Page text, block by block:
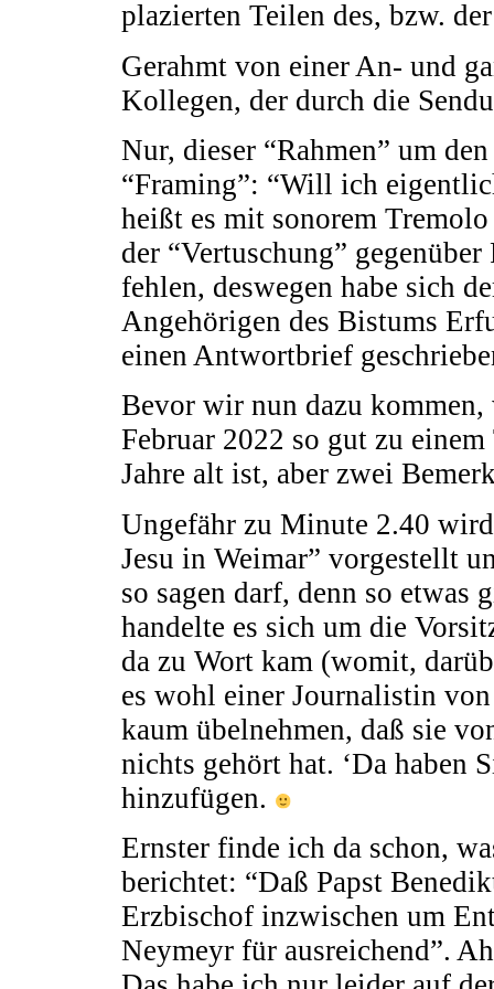
plazierten Teilen des, bzw.
Gerahmt von einer An- und
Kollegen, der durch die
Nur, dieser “Rahmen” um
“Framing”: “Will ich
heißt es mit sonorem
der “Vertuschung”
fehlen, deswegen habe sich
Angehörigen des Bistums
einen Antwortbrief
Bevor wir nun dazu kommen,
Februar 2022 so gut zu
Jahre alt ist, aber zwei
Ungefähr zu Minute 2.40
Jesu in Weimar” vorgestellt
so sagen darf, denn so
handelte es sich um die
da zu Wort kam (womit,
es wohl einer Journalistin
kaum übelnehmen, daß sie
nichts gehört hat. ‘Da haben
hinzufügen.
Ernster finde ich da schon,
berichtet: “Daß Papst
Erzbischof inzwischen um
Neymeyr für ausreichend”.